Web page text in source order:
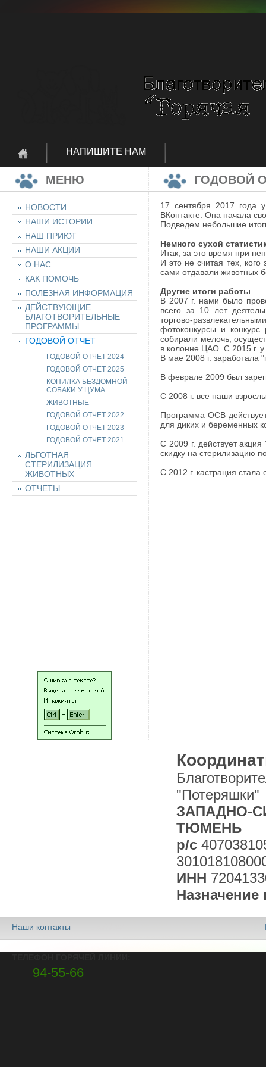
НАПИШИТЕ НАМ
МЕНЮ
НОВОСТИ
НАШИ ИСТОРИИ
НАШ ПРИЮТ
НАШИ АКЦИИ
О НАС
КАК ПОМОЧЬ
ПОЛЕЗНАЯ ИНФОРМАЦИЯ
ДЕЙСТВУЮЩИЕ
БЛАГОТВОРИТЕЛЬНЫЕ
ПРОГРАММЫ
ГОДОВОЙ ОТЧЕТ
ГОДОВОЙ ОТЧЕТ 2024
ГОДОВОЙ ОТЧЕТ 2025
КОПИЛКА БЕЗДОМНОЙ
СОБАКИ У ЦУМА
ЖИВОТНЫЕ
ГОДОВОЙ ОТЧЕТ 2022
ГОДОВОЙ ОТЧЕТ 2023
ГОДОВОЙ ОТЧЕТ 2021
ЛЬГОТНАЯ
СТЕРИЛИЗАЦИЯ
ЖИВОТНЫХ
ОТЧЕТЫ
ГОДОВОЙ
17 сентября 2017 года
ВКонтакте. Она начала
Подведем небольшие
Немного сухой
Итак, за это время при
И это не считая тех,
сами отдавали животных
Другие итоги работы
В 2007 г. нами было
всего за 10 лет
торгово-
фотоконкурсы и
собирали мелочь,
в колонне ЦАО. С 2015 г.
В мае 2008 г. заработала
В феврале 2009 был
С 2008 г. все наши
Программа ОСВ
для диких и беременных
С 2009 г. действует
скидку на стерилизацию
С 2012 г. кастрация стала
"Потеряшки"
ЗАПАДНО-
ТЮМЕНЬ
р/с
ИНН
Назначение
Наши контакты
94-55-66